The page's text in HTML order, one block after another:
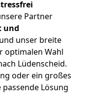
Partner
und
unser breite
optimalen Wahl
Lüdenscheid.
oder ein großes
Lösung